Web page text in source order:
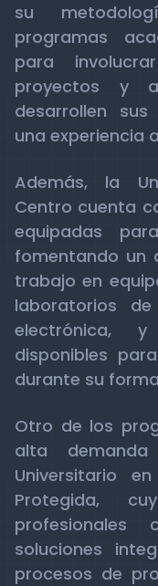
su
programas
para
proyectos y
desarrollen sus
una experiencia
Además, la
Centro cuenta
equipadas
fomentando un
trabajo en
laboratorios
electrónica,
disponibles
durante su
Otro de los
alta
Universitario
Protegida,
profesionales
soluciones
procesos de